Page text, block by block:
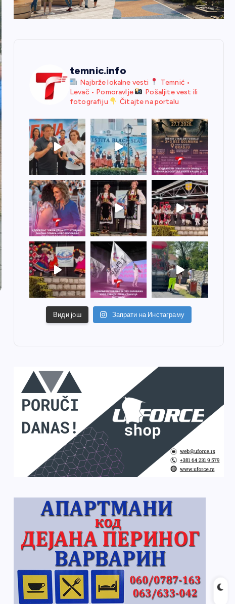
temnic.info
Najbrže lokalne vesti
Temnić •
Levač • Pomoravlje
Pošaljite vest ili
fotografiju
Čitajte na portalu
Види још Запрати на Инстаграму